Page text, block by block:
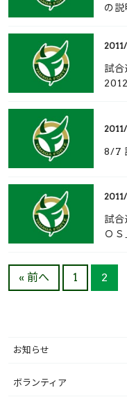
の説
試合
8/7
試
Ｏ
« 前へ 1 2
お知らせ
ボランティア